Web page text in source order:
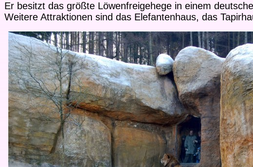
Er besitzt das größte Löwenfreigehege in einem
Weitere Attraktionen sind das Elefantenhaus, das